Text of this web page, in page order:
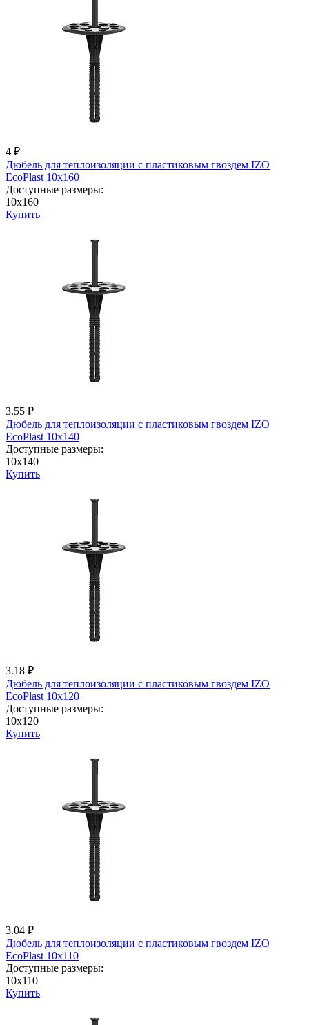
4 ₽
Дюбель для теплоизоляции с пластиковым гвоздем IZО
EcoPlast 10x160
Доступные размеры:
10x160
Купить
3.55 ₽
Дюбель для теплоизоляции с пластиковым гвоздем IZО
EcoPlast 10x140
Доступные размеры:
10x140
Купить
3.18 ₽
Дюбель для теплоизоляции с пластиковым гвоздем IZО
EcoPlast 10x120
Доступные размеры:
10x120
Купить
3.04 ₽
Дюбель для теплоизоляции с пластиковым гвоздем IZО
EcoPlast 10x110
Доступные размеры:
10x110
Купить